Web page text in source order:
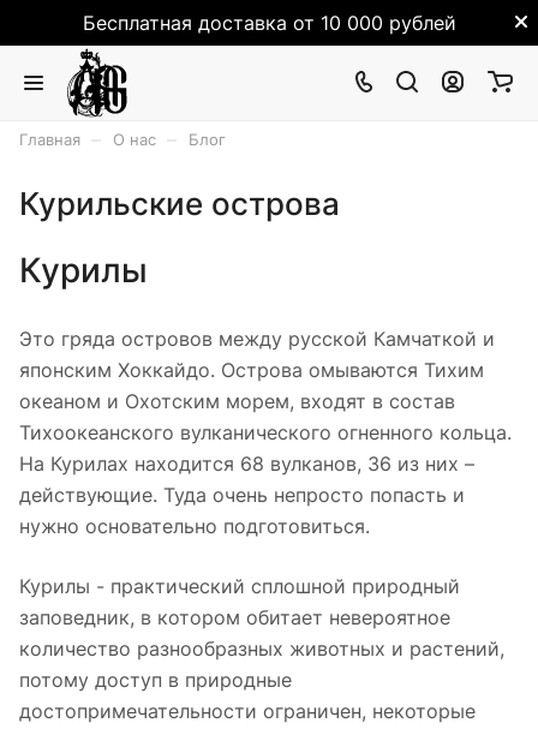
Бесплатная доставка от 10 000 рублей
Главная О нас Блог
Курильские острова
Курилы
Это гряда островов между русской Камчаткой и
японским Хоккайдо. Острова омываются Тихим
океаном и Охотским морем, входят в состав
Тихоокеанского вулканического огненного кольца.
На Курилах находится 68 вулканов, 36 из них –
действующие. Туда очень непросто попасть и
нужно основательно подготовиться.
Курилы - практический сплошной природный
заповедник, в котором обитает невероятное
количество разнообразных животных и растений,
потому доступ в природные
достопримечательности ограничен, некоторые